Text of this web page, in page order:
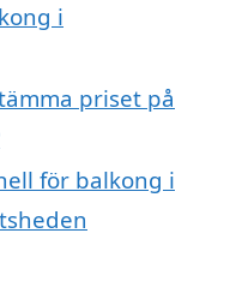
i
priset på
för balkong i